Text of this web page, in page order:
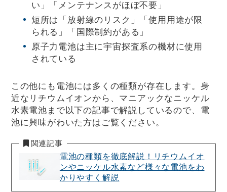
い」「メンテナンスがほぼ不要」
短所は「放射線のリスク」「使用用途が限
られる」「国際制約がある」
原子力電池は主に宇宙探査系の機材に使用
されている
この他にも電池には多くの種類が存在します。身
近なリチウムイオンから、マニアックなニッケル
水素電池まで以下の記事で解説しているので、電
池に興味がわいた方はご覧ください。
関連記事
電池の種類を徹底解説！リチウムイオ
ンやニッケル水素など様々な電池をわ
かりやすく解説